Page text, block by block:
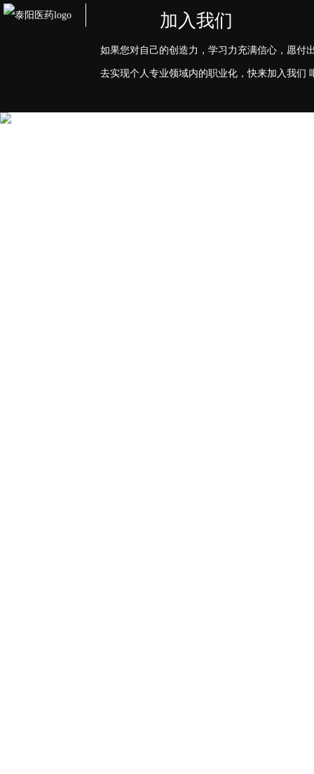
加入我们
如果您对自己的创造力，学习力充满信心，愿付
去实现个人专业领域内的职业化，快来加入我们